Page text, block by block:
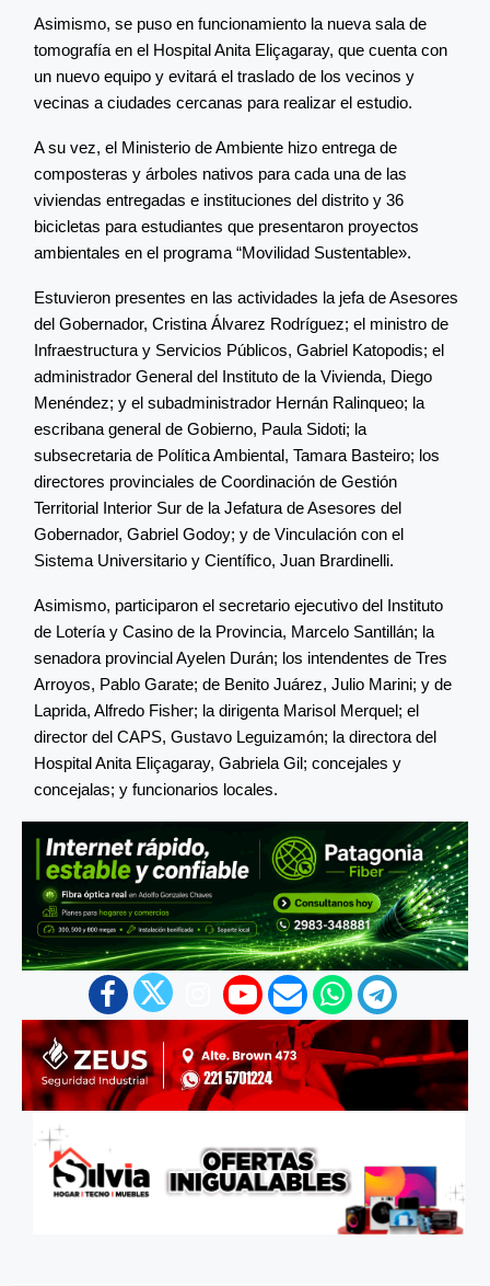
Asimismo, se puso en funcionamiento la nueva sala de
tomografía en el Hospital Anita Eliçagaray, que cuenta con
un nuevo equipo y evitará el traslado de los vecinos y
vecinas a ciudades cercanas para realizar el estudio.
A su vez, el Ministerio de Ambiente hizo entrega de
composteras y árboles nativos para cada una de las
viviendas entregadas e instituciones del distrito y 36
bicicletas para estudiantes que presentaron proyectos
ambientales en el programa “Movilidad Sustentable».
Estuvieron presentes en las actividades la jefa de Asesores
del Gobernador, Cristina Álvarez Rodríguez; el ministro de
Infraestructura y Servicios Públicos, Gabriel Katopodis; el
administrador General del Instituto de la Vivienda, Diego
Menéndez; y el subadministrador Hernán Ralinqueo; la
escribana general de Gobierno, Paula Sidoti; la
subsecretaria de Política Ambiental, Tamara Basteiro; los
directores provinciales de Coordinación de Gestión
Territorial Interior Sur de la Jefatura de Asesores del
Gobernador, Gabriel Godoy; y de Vinculación con el
Sistema Universitario y Científico, Juan Brardinelli.
Asimismo, participaron el secretario ejecutivo del Instituto
de Lotería y Casino de la Provincia, Marcelo Santillán; la
senadora provincial Ayelen Durán; los intendentes de Tres
Arroyos, Pablo Garate; de Benito Juárez, Julio Marini; y de
Laprida, Alfredo Fisher; la dirigenta Marisol Merquel; el
director del CAPS, Gustavo Leguizamón; la directora del
Hospital Anita Eliçagaray, Gabriela Gil; concejales y
concejalas; y funcionarios locales.